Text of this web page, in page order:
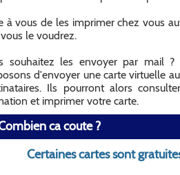
à vous de les imprimer chez vous
le voudrez.
souhaitez les envoyer par mail ?
d'envoyer une carte virtuelle
Ils pourront alors
et imprimer votre carte.
ca coute ?
Certaines cartes sont